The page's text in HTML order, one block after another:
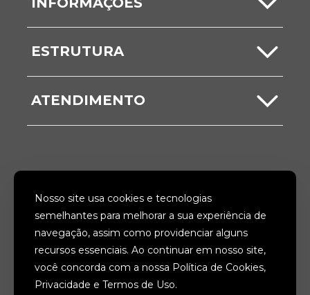
Serviços Online
Nota Fiscal
Notícias
Comunicados
ESTRUTURA
Secretarias
Unidades
ATENDIMENTO
Fale Conosco
ACESSIBILIDADE TERMOS
PRIVACIDADE MAPA DO SITE
Nosso site usa cookies e tecnologias
semelhantes para melhorar a sua experiência de
navegação, assim como providenciar alguns
recursos essenciais. Ao continuar em nosso site,
você concorda com a nossa Política de Cookies,
Privacidade e Termos de Uso.